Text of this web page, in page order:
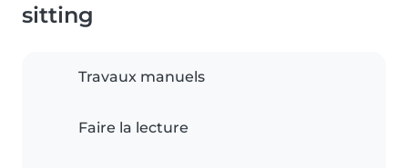
sitting
Travaux manuels
Faire la lecture